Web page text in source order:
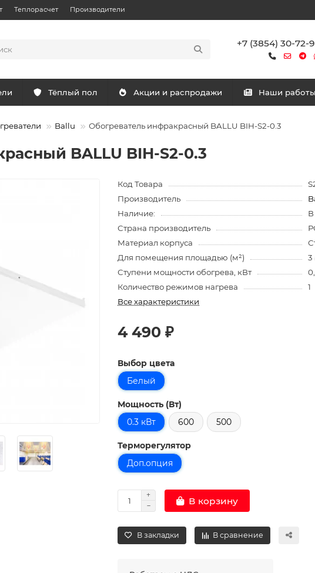
Теплорасчет Производители
+7 (3854) 30-72-
Тёплый пол Акции и распродажи Наши работы
Ballu Обогреватель инфракрасный BALLU BIH-S2-0.3
BALLU BIH-S2-0.3
Код Товара
Производитель
Наличие:
В
Страна производитель
Материал корпуса
Для помещения площадью (м²)
3
Ступени мощности обогрева, кВт
Количество режимов нагрева
1
Все характеристики
4 490 ₽
Выбор цвета
Белый
Мощность (Вт)
0.3 кВт
600 500
Терморегулятор
Доп.опция
В корзину
В закладки В сравнение